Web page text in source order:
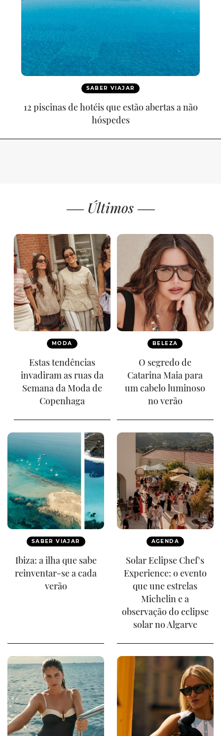
SABER VIAJAR
12 piscinas de hotéis que estão abertas a não
hóspedes
Últimos
MODA
Estas tendências
invadiram as ruas da
Semana da Moda de
Copenhaga
BELEZA
O segredo de
Catarina Maia para
um cabelo luminoso
no verão
SABER VIAJAR
Ibiza: a ilha que sabe
reinventar-se a cada
verão
AGENDA
Solar Eclipse Chef's
Experience: o evento
que une estrelas
Michelin e a
observação do eclipse
solar no Algarve